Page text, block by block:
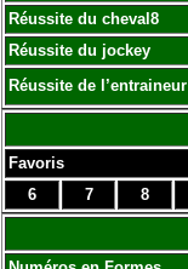
Réussite du cheval8
Réussite du jockey
Réussite de l’entraineur
Favoris
6
7 8